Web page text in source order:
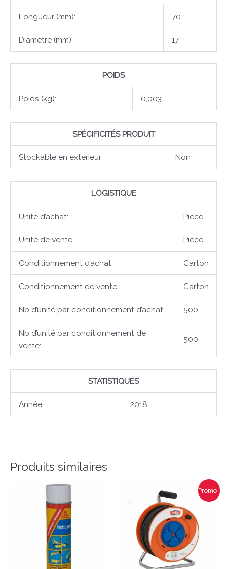
Longueur (mm): 70
Diamètre (mm): 17
POIDS
Poids (kg): 0,003
SPÉCIFICITÉS PRODUIT
Stockable en extérieur: Non
LOGISTIQUE
Unité d’achat: Pièce
Unité de vente: Pièce
Conditionnement d’achat: Carton
Conditionnement de vente: Carton
Nb d’unité par conditionnement d’achat: 500
Nb d’unité par conditionnement de
vente:
500
STATISTIQUES
Année 2018
Produits similaires
Promo !
initial
était :
49,90€.
prix
actuel
est :
39,90€.